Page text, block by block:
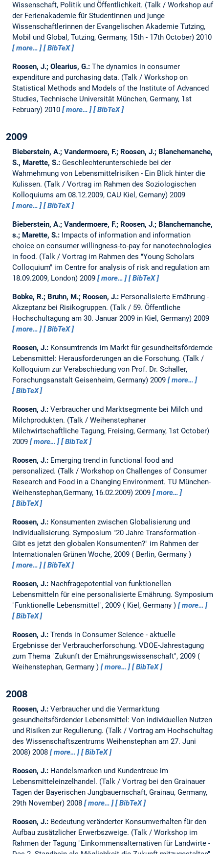
Wissenschaft, Politik und Öffentlichkeit. (Talk / Workshop auf
der Ferienakademie für Studentinnen und junge
Wissenschaftlerinnen der Evangelischen Akademie Tutzing,
Mobil und Global, Tutzing, Germany, 15th - 17th October) 2010
more…
BibTeX
Roosen, J.; Olearius, G.: The dynamics in consumer
expenditure and purchasing data. (Talk / Workshop on
Statistical Methods and Models of the Institute of Advanced
Studies, Technische Universität München, Germany, 1st
February) 2010
more… BibTeX
2009
Bieberstein, A.; Vandermoere, F.; Roosen, J.; Blanchemanche,
S., Marette, S.: Geschlechterunterschiede bei der
Wahrnehmung von Lebensmittelrisiken - Ein Blick hinter die
Kulissen. (Talk / Vortrag im Rahmen des Soziologischen
Kolloquiums am 08.12.2009, CAU Kiel, Gemany) 2009
more…
BibTeX
Bieberstein, A.; Vandermoere, F.; Roosen, J.; Blanchemanche,
s.; Marette, S.: Impacts of information and information
choice on consumer willingness-to-pay for nanotechnologies
in food. (Talk / Vortrag im Rahmen des "Young Scholars
Colloquium" im Centre for analysis of risk and regulation am
18.09.2009, London) 2009
more… BibTeX
Bobke, R.; Bruhn, M.; Roosen, J.: Personalisierte Ernährung -
Akzeptanz bei Risikogruppen. (Talk / 59. Öffentliche
Hochschultagung am 30. Januar 2009 in Kiel, Germany) 2009
more…
BibTeX
Roosen, J.: Konsumtrends im Markt für gesundheitsfördernde
Lebensmittel: Herausforderungen an die Forschung. (Talk /
Kolloquium zur Verabschiedung von Prof. Dr. Schaller,
Forschungsanstalt Geisenheim, Germany) 2009
more…
BibTeX
Roosen, J.: Verbraucher und Marktsegmente bei Milch und
Milchprodukten. (Talk / Weihenstephaner
Milchwirtschaftliche Tagung, Freising, Germany, 1st October)
2009
more… BibTeX
Roosen, J.: Emerging trend in functional food and
personalized. (Talk / Workshop on Challenges of Consumer
Research and Food in a Changing Environment. TU München-
Weihenstephan,Germany, 16.02.2009) 2009
more…
BibTeX
Roosen, J.: Konsumenten zwischen Globalisierung und
Individualisierung. Symposium "20 Jahre Transformation -
Gibt es jetzt den globalen Konsumenten?" im Rahmen der
Internationalen Grünen Woche, 2009
Berlin, Germany
more…
BibTeX
Roosen, J.: Nachfragepotential von funktionellen
Lebensmitteln für eine personalisierte Ernährung. Symposium
"Funktionelle Lebensmittel", 2009
Kiel, Germany
more…
BibTeX
Roosen, J.: Trends in Consumer Science - aktuelle
Ergebnisse der Verbraucherforschung. VDOE-Jahrestagung
zum Thema "Zukunft der Ernährungswissenschaft", 2009
Weihenstephan, Germany
more… BibTeX
2008
Roosen, J.: Verbraucher und die Vermarktung
gesundheitsfördender Lebensmittel: Von individuellen Nutzen
und Risiken zur Regulierung. (Talk / Vortrag am Hochschultag
des Wissenschaftszentrums Weihenstephan am 27. Juni
2008) 2008
more… BibTeX
Roosen, J.: Handelsmarken und Kundentreue im
Lebensmitteleinzelhandel. (Talk / Vortrag bei den Grainauer
Tagen der Bayerischen Jungbauernschaft, Grainau, Germany,
29th November) 2008
more… BibTeX
Roosen, J.: Bedeutung veränderter Konsumverhalten für den
Aufbau zusätzlicher Erwerbszweige. (Talk / Workshop im
Rahmen der Tagung "Einkommensalternativen für Landwirte -